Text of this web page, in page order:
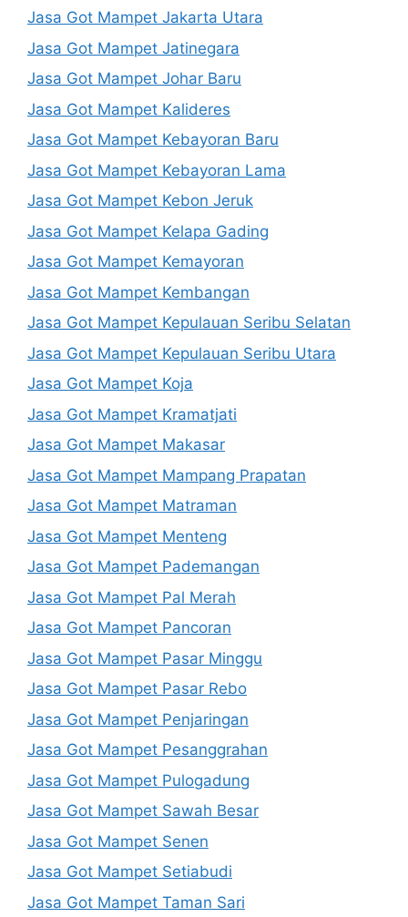
Jasa Got Mampet Jakarta Utara
Jasa Got Mampet Jatinegara
Jasa Got Mampet Johar Baru
Jasa Got Mampet Kalideres
Jasa Got Mampet Kebayoran Baru
Jasa Got Mampet Kebayoran Lama
Jasa Got Mampet Kebon Jeruk
Jasa Got Mampet Kelapa Gading
Jasa Got Mampet Kemayoran
Jasa Got Mampet Kembangan
Jasa Got Mampet Kepulauan Seribu Selatan
Jasa Got Mampet Kepulauan Seribu Utara
Jasa Got Mampet Koja
Jasa Got Mampet Kramatjati
Jasa Got Mampet Makasar
Jasa Got Mampet Mampang Prapatan
Jasa Got Mampet Matraman
Jasa Got Mampet Menteng
Jasa Got Mampet Pademangan
Jasa Got Mampet Pal Merah
Jasa Got Mampet Pancoran
Jasa Got Mampet Pasar Minggu
Jasa Got Mampet Pasar Rebo
Jasa Got Mampet Penjaringan
Jasa Got Mampet Pesanggrahan
Jasa Got Mampet Pulogadung
Jasa Got Mampet Sawah Besar
Jasa Got Mampet Senen
Jasa Got Mampet Setiabudi
Jasa Got Mampet Taman Sari